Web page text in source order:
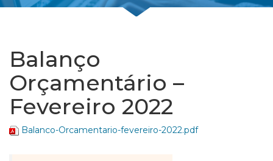
Balanço
Orçamentário –
Fevereiro 2022
Balanco-Orcamentario-fevereiro-2022.pdf